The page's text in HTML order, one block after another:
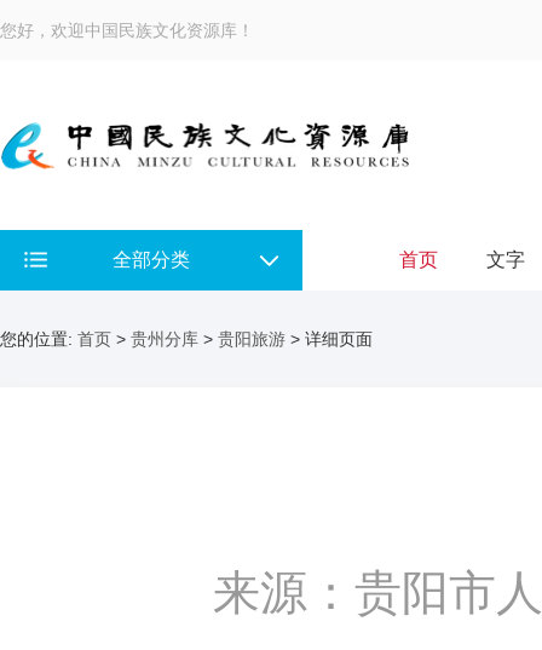
您好，欢迎中国民族文化资源库！
全部分类 首页 文字
您的位置: 首页 > 贵州分库 > 贵阳旅游 > 详细页面
来源：贵阳市